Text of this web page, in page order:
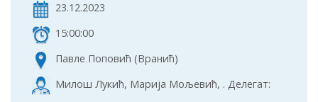
23.12.2023
15:00:00
Павле Поповић (Вранић)
Милош Лукић, Марија Мољевић, . Делегат: